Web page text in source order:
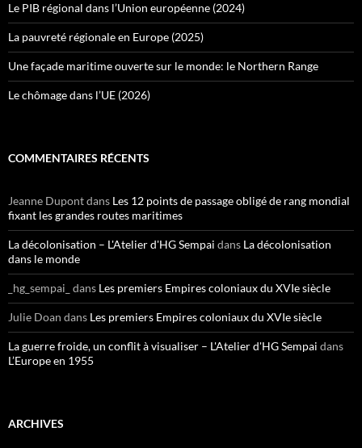
Le PIB régional dans l’Union européenne (2024)
La pauvreté régionale en Europe (2025)
Une façade maritime ouverte sur le monde: le Northern Range
Le chômage dans l’UE (2026)
COMMENTAIRES RÉCENTS
Jeanne Dupontdans Les 12 points de passage obligé de rang mondial
fixant les grandes routes maritimes
La décolonisation – L'Atelier d'HG Sempai dans La décolonisation
dans le monde
_hg_sempai_ dans Les premiers Empires coloniaux du XVIe siècle
Julie Doan dans Les premiers Empires coloniaux du XVIe siècle
La guerre froide, un conflit à visualiser – L'Atelier d'HG Sempai dans
L’Europe en 1955
ARCHIVES